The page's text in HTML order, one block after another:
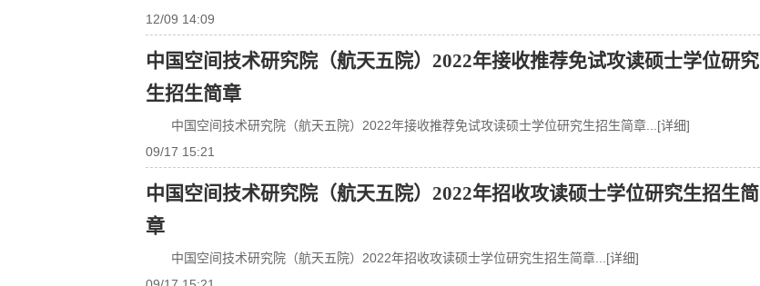
12/09 14:09
中国空间技术研究院（航天五院）2022年接收推荐免试攻读硕士学位研究
生招生简章
中国空间技术研究院（航天五院）2022年接收推荐免试攻读硕士学位研究生招生简章 ...[详细]
09/17 15:21
中国空间技术研究院（航天五院）2022年招收攻读硕士学位研究生招生简
章
中国空间技术研究院（航天五院）2022年招收攻读硕士学位研究生招生简章 ...[详细]